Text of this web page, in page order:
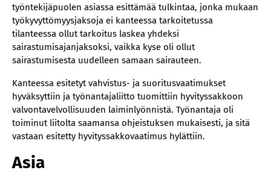
työntekijäpuolen asiassa esittämää tulkintaa, jonka mukaan
työkyvyttömyysjaksoja ei kanteessa tarkoitetussa
tilanteessa ollut tarkoitus laskea yhdeksi
sairastumisajanjaksoksi, vaikka kyse oli ollut
sairastumisesta uudelleen samaan sairauteen.
Kanteessa esitetyt vahvistus- ja suoritusvaatimukset
hyväksyttiin ja työnantajaliitto tuomittiin hyvityssakkoon
valvontavelvollisuuden laiminlyönnistä. Työnantaja oli
toiminut liitolta saamansa ohjeistuksen mukaisesti, ja sitä
vastaan esitetty hyvityssakkovaatimus hylättiin.
Asia